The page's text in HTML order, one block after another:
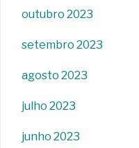
outubro 2023
setembro 2023
agosto 2023
julho 2023
junho 2023